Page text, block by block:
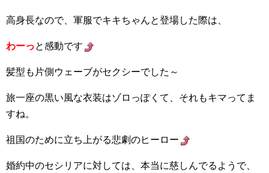
高身長なので、軍服でキキちゃんと登場した際は、
わーっと感動です
髪型も片側ウェーブがセクシーでした～
旅一座の黒い風な衣装はゾロっぽくて、それもキマってま
すね。
祖国のために立ち上がる悲劇のヒーロー
婚約中のセシリアに対しては、本当に慈しんでるようで、